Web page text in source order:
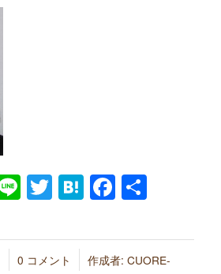
LineTwitter
Hatena共
0 コメント
/ 作成者:CUORE-